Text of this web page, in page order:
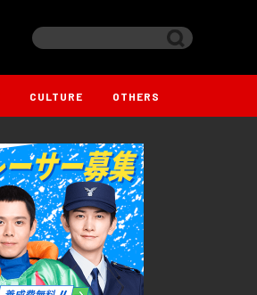
CULTURE OTHERS